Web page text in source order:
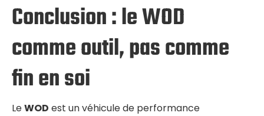
Conclusion : le WOD
comme outil, pas comme
fin en soi
LeWOD est un véhicule de performance